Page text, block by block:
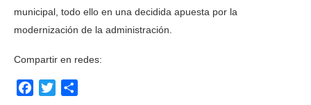
municipal, todo ello en una decidida apuesta por la
modernización de la administración.
Compartir en redes:
Facebook
Twitter